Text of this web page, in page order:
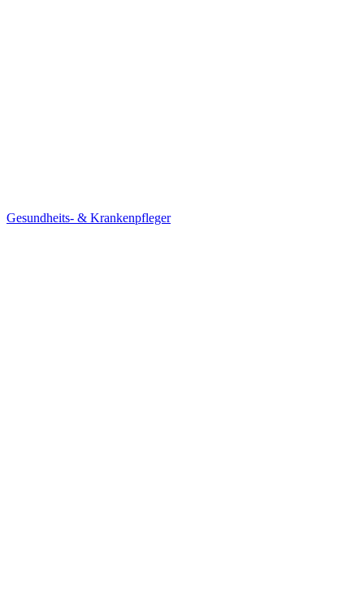
Gesundheits- & Krankenpfleger